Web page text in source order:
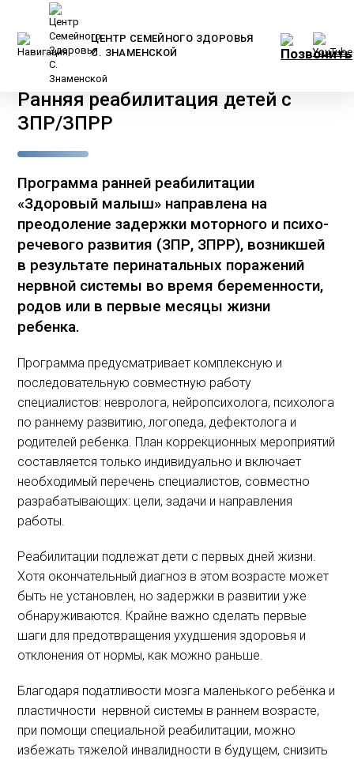
ЦЕНТР СЕМЕЙНОГО ЗДОРОВЬЯ
С. ЗНАМЕНСКОЙ
Главная
Услуги и цены
Ранняя реабилитация детей с
ЗПР/ЗПРР
Программа ранней реабилитации
«Здоровый малыш» направлена на
преодоление задержки моторного и психо-
речевого развития (ЗПР, ЗПРР), возникшей
в результате перинатальных поражений
нервной системы во время беременности,
родов или в первые месяцы жизни
ребенка.
Программа предусматривает комплексную и
последовательную совместную работу
специалистов: невролога, нейропсихолога, психолога
по раннему развитию, логопеда, дефектолога и
родителей ребенка. План коррекционных мероприятий
составляется только индивидуально и включает
необходимый перечень специалистов, совместно
разрабатывающих: цели, задачи и направления
работы.
Реабилитации подлежат дети с первых дней жизни.
Хотя окончательный диагноз в этом возрасте может
быть не установлен, но задержки в развитии уже
обнаруживаются. Крайне важно сделать первые
шаги для предотвращения ухудшения здоровья и
отклонения от нормы, как можно раньше.
Благодаря податливости мозга маленького ребёнка и
пластичности нервной системы в раннем возрасте,
при помощи специальной реабилитации, можно
избежать тяжелой инвалидности в будущем, снизить